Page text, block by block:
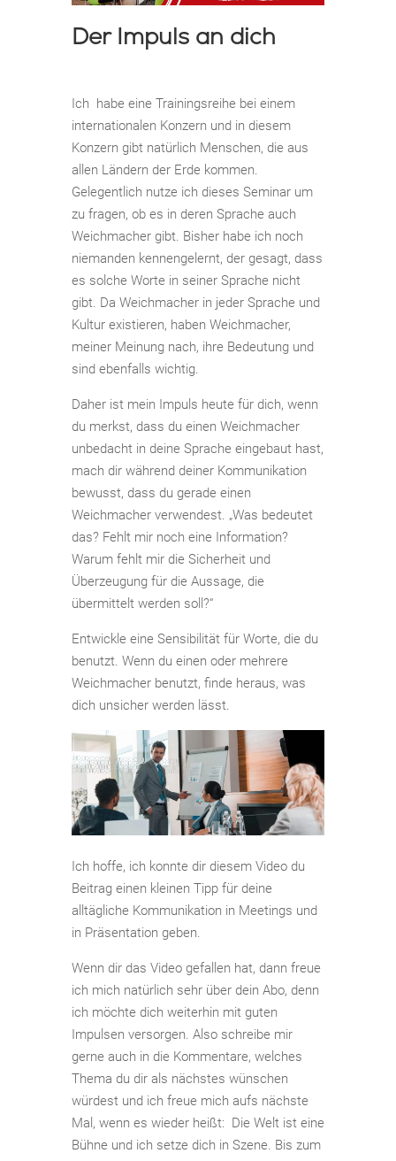
Der Impuls an dich
Ich habe eine Trainingsreihe bei einem
internationalen Konzern und in diesem
Konzern gibt natürlich Menschen, die aus
allen Ländern der Erde kommen.
Gelegentlich nutze ich dieses Seminar um
zu fragen, ob es in deren Sprache auch
Weichmacher gibt. Bisher habe ich noch
niemanden kennengelernt, der gesagt, dass
es solche Worte in seiner Sprache nicht
gibt. Da Weichmacher in jeder Sprache und
Kultur existieren, haben Weichmacher,
meiner Meinung nach, ihre Bedeutung und
sind ebenfalls wichtig.
Daher ist mein Impuls heute für dich, wenn
du merkst, dass du einen Weichmacher
unbedacht in deine Sprache eingebaut hast,
mach dir während deiner Kommunikation
bewusst, dass du gerade einen
Weichmacher verwendest. „Was bedeutet
das? Fehlt mir noch eine Information?
Warum fehlt mir die Sicherheit und
Überzeugung für die Aussage, die
übermittelt werden soll?“
Entwickle eine Sensibilität für Worte, die du
benutzt. Wenn du einen oder mehrere
Weichmacher benutzt, finde heraus, was
dich unsicher werden lässt.
Ich hoffe, ich konnte dir diesem Video du
Beitrag einen kleinen Tipp für deine
alltägliche Kommunikation in Meetings und
in Präsentation geben.
Wenn dir das Video gefallen hat, dann freue
ich mich natürlich sehr über dein Abo, denn
ich möchte dich weiterhin mit guten
Impulsen versorgen. Also schreibe mir
gerne auch in die Kommentare, welches
Thema du dir als nächstes wünschen
würdest und ich freue mich aufs nächste
Mal, wenn es wieder heißt: Die Welt ist eine
Bühne und ich setze dich in Szene. Bis zum